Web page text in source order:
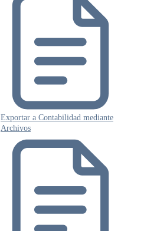
Exportar a Contabilidad mediante
Archivos